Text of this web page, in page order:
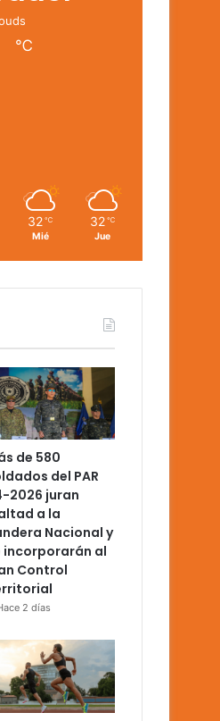
℃
32 ℃
Mié
32 ℃
Jue
de 580
del PAR
2026 juran
a la
Nacional y
incorporarán al
Control
2 días